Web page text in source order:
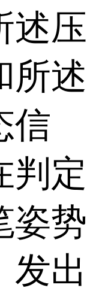
述压
所述
信
判定
姿势
发出